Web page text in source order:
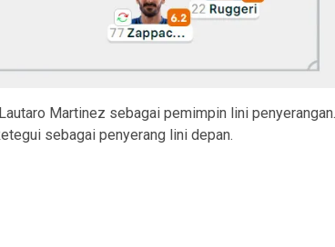
Martinez sebagai pemimpin lini penyerangan.
sebagai penyerang lini depan.